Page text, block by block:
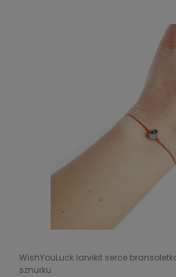
WishYouLuck larvikit serce
sznurku